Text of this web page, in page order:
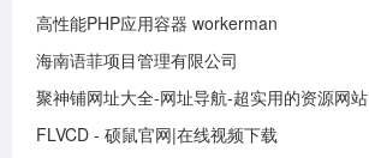
高性能PHP应用容器 workerman
海南语菲项目管理有限公司
聚神铺网址大全-网址导航-超实用的资源网站
FLVCD - 硕鼠官网|在线视频下载